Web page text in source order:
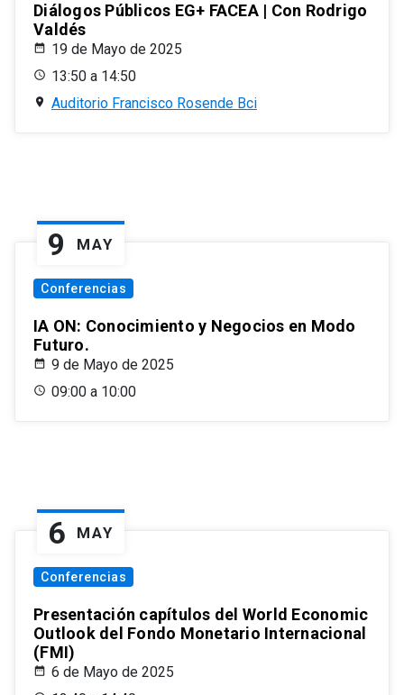
Diálogos Públicos EG+ FACEA | Con Rodrigo
Valdés
19 de Mayo de 2025
13:50 a 14:50
Auditorio Francisco Rosende Bci
9 MAY
Conferencias
IA ON: Conocimiento y Negocios en Modo
Futuro.
9 de Mayo de 2025
09:00 a 10:00
6 MAY
Conferencias
Presentación capítulos del World Economic
Outlook del Fondo Monetario Internacional
(FMI)
6 de Mayo de 2025